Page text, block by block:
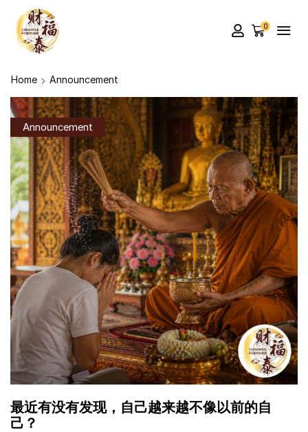
0
Home Announcement
Announcement
最近有没有发现，自己越来越不像以前的自
己？